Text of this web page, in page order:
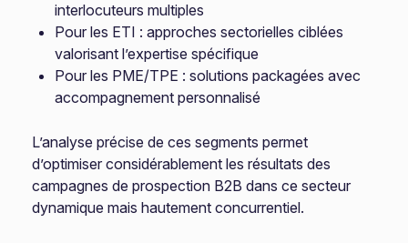
interlocuteurs multiples
Pour les ETI : approches sectorielles ciblées
valorisant l’expertise spécifique
Pour les PME/TPE : solutions packagées avec
accompagnement personnalisé
L’analyse précise de ces segments permet
d’optimiser considérablement les résultats des
campagnes de prospection B2B dans ce secteur
dynamique mais hautement concurrentiel.